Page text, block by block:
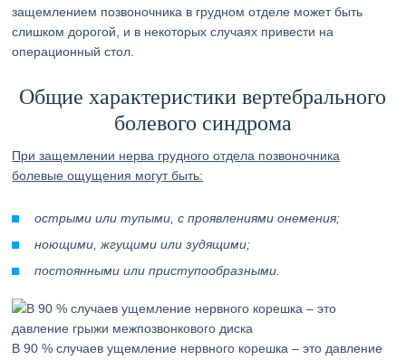
защемлением позвоночника в грудном отделе может быть
слишком дорогой, и в некоторых случаях привести на
операционный стол.
Общие характеристики вертебрального
болевого синдрома
При защемлении нерва грудного отдела позвоночника
болевые ощущения могут быть:
острыми или тупыми, с проявлениями онемения;
ноющими, жгущими или зудящими;
постоянными или приступообразными.
В 90 % случаев ущемление нервного корешка – это давление